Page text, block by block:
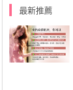
最新推薦